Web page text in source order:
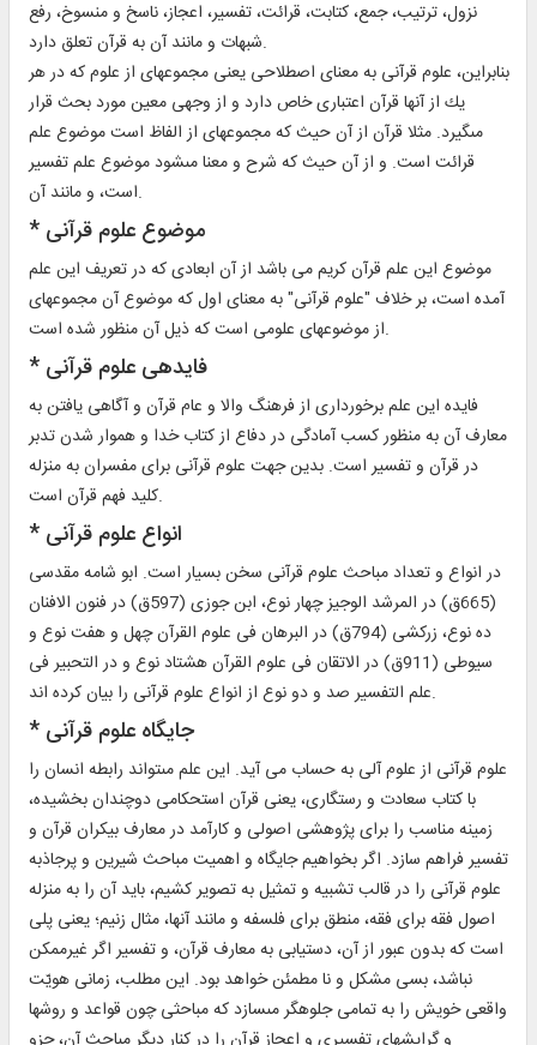
نزول، ترتيب، جمع، كتابت، قرائت، تفسير، اعجاز، ناسخ و منسوخ، رفع
شبهات و مانند آن به قرآن تعلق دارد.
بنابراين، علوم قرآنى به معناى اصطلاحى يعنى مجموعه‏اى از علوم كه در هر
يك از آنها قرآن اعتبارى خاص دارد و از وجهى معين مورد بحث قرار
مى‏گيرد. مثلا قرآن از آن حيث كه مجموعه‏اى از الفاظ است موضوع علم
قرائت است. و از آن حيث كه شرح و معنا مى‏شود موضوع علم تفسير
است، و مانند آن.
* موضوع علوم قرآنى‏
موضوع اين علم قرآن كريم مى باشد از آن ابعادى كه در تعريف اين علم
آمده است، بر خلاف "علوم قرآنى" به معناى اول كه موضوع آن مجموعه‏اى
از موضوع‏هاى علومى است كه ذيل آن منظور شده است.
* فايده‏ى علوم قرآنى‏
فايده اين علم برخوردارى از فرهنگ والا و عام قرآن و آگاهى يافتن به
معارف آن به منظور كسب آمادگى در دفاع از كتاب خدا و هموار شدن تدبر
در قرآن و تفسير است. بدين جهت علوم قرآنى براى مفسران به منزله
كليد فهم قرآن است.
* انواع علوم قرآنى‏
در انواع و تعداد مباحث علوم قرآنى سخن بسيار است. ابو شامه مقدسى
(665ق) در المرشد الوجيز چهار نوع، ابن جوزى (597ق) در فنون الافنان
ده نوع، زركشى (794ق) در البرهان فى علوم القرآن چهل و هفت نوع و
سيوطى (911ق) در الاتقان فى علوم القرآن هشتاد نوع و در التحبير فى
علم التفسير صد و دو نوع از انواع علوم قرآنى را بيان كرده اند.
* جايگاه علوم قرآنى‏
علوم قرآنى از علوم آلى به حساب مى آيد. اين علم مى‏تواند رابطه انسان را
با كتاب سعادت و رستگارى، يعنى قرآن استحكامى دوچندان بخشيده،
زمينه مناسب را براى پژوهشى اصولى و كارآمد در معارف بيكران قرآن و
تفسير فراهم سازد. اگر بخواهيم جايگاه و اهميت مباحث شيرين و پرجاذبه
علوم قرآنى را در قالب تشبيه و تمثيل به تصوير كشيم، بايد آن را به منزله
اصول فقه براى فقه، منطق براى فلسفه و مانند آنها، مثال زنيم؛ يعنى پلى
است كه بدون عبور از آن، دست‏يابى به معارف قرآن، و تفسير اگر غيرممكن
نباشد، بسى مشكل و نا مطمئن خواهد بود. اين مطلب، زمانى هويّت
واقعى خويش را به تمامى جلوه‏گر مى‏سازد كه مباحثى چون قواعد و روشها